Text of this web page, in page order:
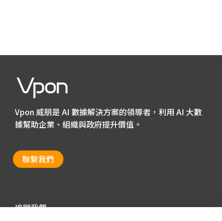
Vpon 威朋是 AI 數據解決方案的領導者，利用 AI 大數
據幫助企業、組織與政府提升價值。
聯繫我們
追蹤我們